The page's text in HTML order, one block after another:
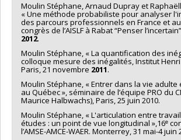
Moulin Stéphane, Arnaud Dupray et
« Une méthode probabiliste pour analyser
des parcours professionnels en France et
congrès de l’AISLF à Rabat “Penser
2012.
Moulin Stéphane, « La quantification des
colloque mesure des inégalités, Institut
Paris, 21 novembre 2011.
Moulin Stéphane, « Entrer dans la vie adulte
au Québec », séminaire de l’équipe PRO du
Maurice Halbwachs), Paris, 25 juin 2010.
Moulin Stéphane, « L'articulation entre
études : un point de vue longitudinal »,16e
l’AMSE-AMCE-WAER. Monterrey, 31 mai-4 juin